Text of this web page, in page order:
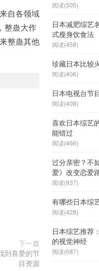
自各领域
整蛊大作
整蛊其他
下一篇
到喜爱的节
目资源
阅读(505)
日本减肥综艺
式瘦身饮食法
阅读(458)
珍藏日本比较
阅读(406)
日本电视台节
阅读(408)
喜欢日本综艺
能错过
阅读(466)
过分亲密？不
爱》改变恋爱
阅读(937)
有哪些日本综
阅读(428)
日本综艺推荐
的视觉神经
阅读(687)